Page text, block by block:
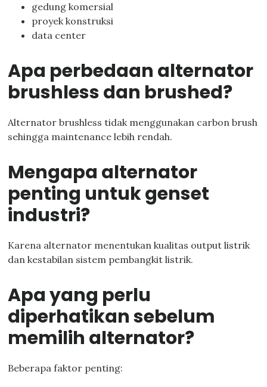
gedung komersial
proyek konstruksi
data center
Apa perbedaan alternator
brushless dan brushed?
Alternator brushless tidak menggunakan carbon brush
sehingga maintenance lebih rendah.
Mengapa alternator
penting untuk genset
industri?
Karena alternator menentukan kualitas output listrik
dan kestabilan sistem pembangkit listrik.
Apa yang perlu
diperhatikan sebelum
memilih alternator?
Beberapa faktor penting: